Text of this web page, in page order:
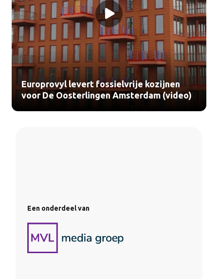
Europrovyl levert fossielvrije kozijnen
voor De Oosterlingen Amsterdam (video)
Een onderdeel van